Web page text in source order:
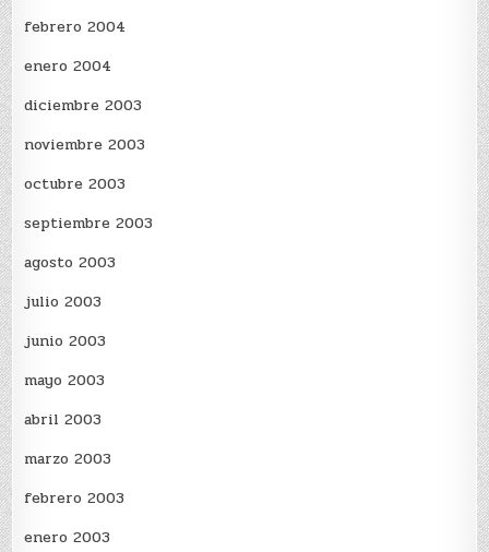
febrero 2004
enero 2004
diciembre 2003
noviembre 2003
octubre 2003
septiembre 2003
agosto 2003
julio 2003
junio 2003
mayo 2003
abril 2003
marzo 2003
febrero 2003
enero 2003